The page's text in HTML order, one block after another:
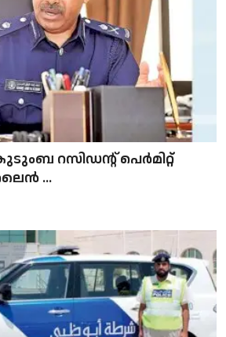
റസിഡന്റ് പെർമിറ്റ്
...